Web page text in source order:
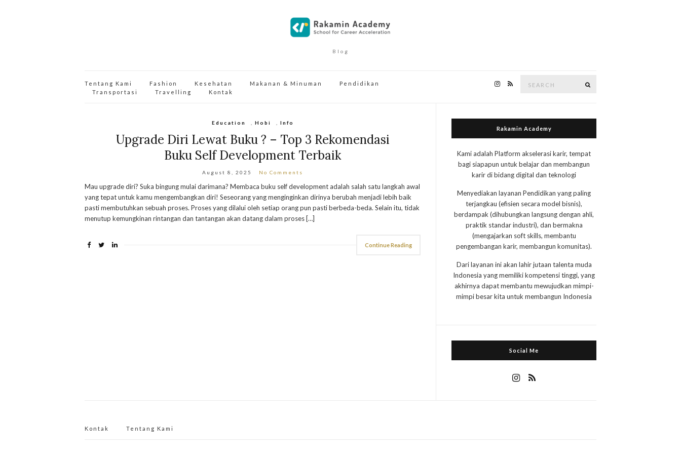
Blog
Tentang Kami Fashion Kesehatan Makanan & Minuman
Pendidikan
Transportasi
Travelling Kontak
Education Hobi Info
Upgrade Diri Lewat Buku ? – Top 3 Rekomendasi
Buku Self Development Terbaik
August 8, 2025 No Comments
Mau upgrade diri? Suka bingung mulai darimana? Membaca buku self development adalah salah satu langkah awal
yang tepat untuk kamu mengembangkan diri! Seseorang yang menginginkan dirinya berubah menjadi lebih baik
pasti membutuhkan sebuah proses. Proses yang dilalui oleh setiap orang pun pasti berbeda-beda. Selain itu, tidak
menutup kemungkinan rintangan dan tantangan akan datang dalam proses […]
Continue Reading
Rakamin Academy
Kami adalah Platform akselerasi karir, tempat
bagi siapapun untuk belajar dan membangun
karir di bidang digital dan teknologi
Menyediakan layanan Pendidikan yang paling
terjangkau (efisien secara model bisnis),
berdampak (dihubungkan langsung dengan ahli,
praktik standar industri), dan bermakna
(mengajarkan soft skills, membantu
pengembangan karir, membangun komunitas).
Dari layanan ini akan lahir jutaan talenta muda
Indonesia yang memiliki kompetensi tinggi, yang
akhirnya dapat membantu mewujudkan mimpi-
mimpi besar kita untuk membangun Indonesia
Social Me
Kontak Tentang Kami